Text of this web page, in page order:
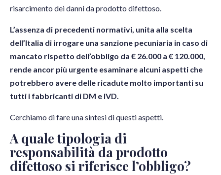
risarcimento dei danni da prodotto difettoso.
L’assenza di precedenti normativi, unita alla scelta
dell’Italia di irrogare una sanzione pecuniaria in caso di
mancato rispetto dell’obbligo da € 26.000 a € 120.000,
rende ancor più urgente esaminare alcuni aspetti che
potrebbero avere delle ricadute molto importanti su
tutti i fabbricanti di DM e IVD.
Cerchiamo di fare una sintesi di questi aspetti.
A quale tipologia di
responsabilità da prodotto
difettoso si riferisce l’obbligo?